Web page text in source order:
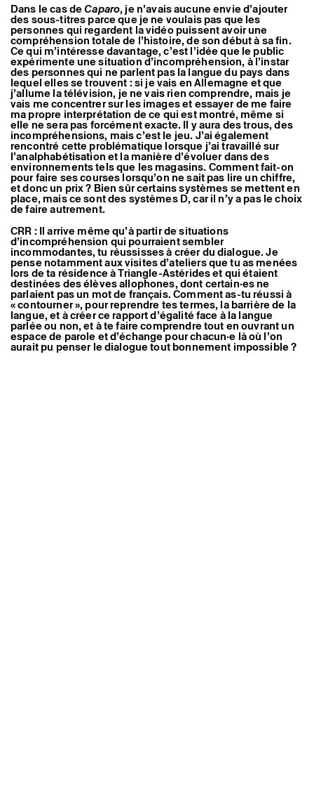
Dans le cas deCaparo, je n’avais aucune envie d’ajouter
des sous-titres parce que je ne voulais pas que les
personnes qui regardent la vidéo puissent avoir une
compréhension totale de l’histoire, de son début à sa fin.
Ce qui m’intéresse davantage, c’est l’idée que le public
expérimente une situation d’incompréhension, à l’instar
des personnes qui ne parlent pas la langue du pays dans
lequel elles se trouvent : si je vais en Allemagne et que
j’allume la télévision, je ne vais rien comprendre, mais je
vais me concentrer sur les images et essayer de me faire
ma propre interprétation de ce qui est montré, même si
elle ne sera pas forcément exacte. Il y aura des trous, des
incompréhensions, mais c’est le jeu. J’ai également
rencontré cette problématique lorsque j’ai travaillé sur
l’analphabétisation et la manière d’évoluer dans des
environnements tels que les magasins. Comment fait-on
pour faire ses courses lorsqu’on ne sait pas lire un chiffre,
et donc un prix ? Bien sûr certains systèmes se mettent en
place, mais ce sont des systèmes D, car il n’y a pas le choix
de faire autrement.
CRR : Il arrive même qu’à partir de situations
d’incompréhension qui pourraient sembler
incommodantes, tu réussisses à créer du dialogue. Je
pense notamment aux visites d’ateliers que tu as menées
lors de ta résidence à Triangle-Astérides et qui étaient
destinées des élèves allophones, dont certain·es ne
parlaient pas un mot de français. Comment as-tu réussi à
« contourner », pour reprendre tes termes, la barrière de la
langue, et à créer ce rapport d’égalité face à la langue
parlée ou non, et à te faire comprendre tout en ouvrant un
espace de parole et d’échange pour chacun·e là où l’on
aurait pu penser le dialogue tout bonnement impossible ?
De gauche à droite : Allal El
Karmoudi, Le chat a vu Moca et lui
dit de faire atten­tion au ser­pent,
2018. Sans titre, 2018. Le héris­son
s’est appro­ché pour manger le ser­
pent, la main est venue les sépa­
rer, 2018.
Fadma El Karmoudi, Tortue de la
mer, 2018. L’arbre qui donne la vie,
2018.
Vue de l’expo­si­tion de Jagna
Ciuchta, Le pli du ventre cos­mi­
que, 2021, Paris, Bétonsalon –
centre d’art et de recher­che ©
Margot Montigny / Adagp